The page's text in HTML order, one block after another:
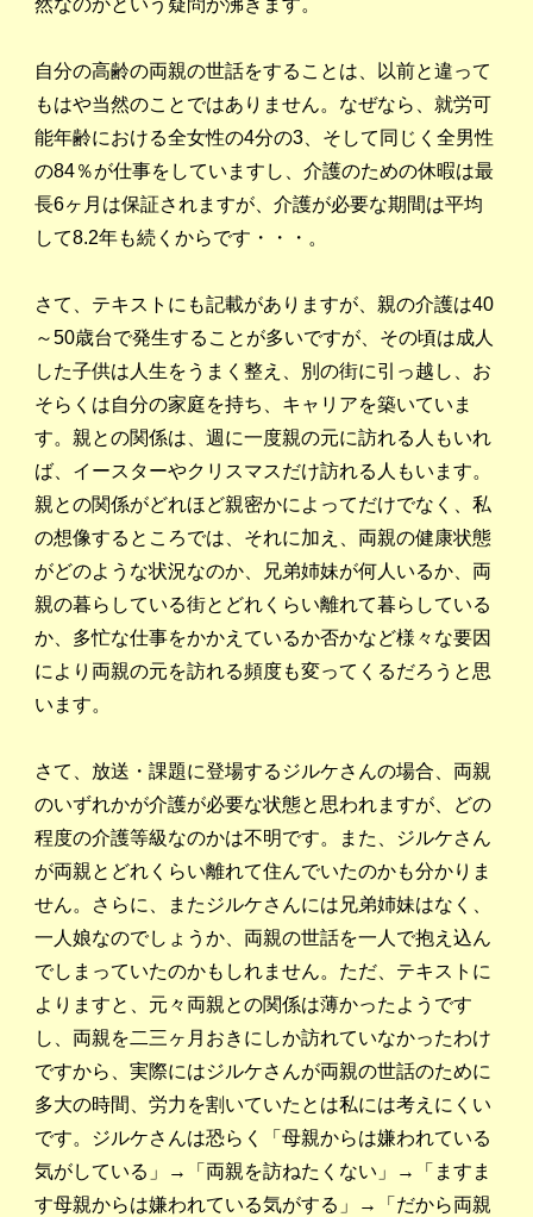
AUSGABEN VORWORT ERLÄUTERUNGEN
内容 INFORMATIONEN KOMMENTARE DEUTSCHLANDSEMINAR
然なのかという疑問が沸きます。
自分の高齢の両親の世話をすることは、以前と違って
もはや当然のことではありません。なぜなら、就労可
能年齢における全女性の4分の3、そして同じく全男性
の84％が仕事をしていますし、介護のための休暇は最
長6ヶ月は保証されますが、介護が必要な期間は平均
して8.2年も続くからです・・・。
さて、テキストにも記載がありますが、親の介護は40
～50歳台で発生することが多いですが、その頃は成人
した子供は人生をうまく整え、別の街に引っ越し、お
そらくは自分の家庭を持ち、キャリアを築いていま
す。親との関係は、週に一度親の元に訪れる人もいれ
ば、イースターやクリスマスだけ訪れる人もいます。
親との関係がどれほど親密かによってだけでなく、私
の想像するところでは、それに加え、両親の健康状態
がどのような状況なのか、兄弟姉妹が何人いるか、両
親の暮らしている街とどれくらい離れて暮らしている
か、多忙な仕事をかかえているか否かなど様々な要因
により両親の元を訪れる頻度も変ってくるだろうと思
います。
さて、放送・課題に登場するジルケさんの場合、両親
のいずれかが介護が必要な状態と思われますが、どの
程度の介護等級なのかは不明です。また、ジルケさん
が両親とどれくらい離れて住んでいたのかも分かりま
せん。さらに、またジルケさんには兄弟姉妹はなく、
一人娘なのでしょうか、両親の世話を一人で抱え込ん
でしまっていたのかもしれません。ただ、テキストに
よりますと、元々両親との関係は薄かったようです
し、両親を二三ヶ月おきにしか訪れていなかったわけ
ですから、実際にはジルケさんが両親の世話のために
多大の時間、労力を割いていたとは私には考えにくい
です。ジルケさんは恐らく「母親からは嫌われている
気がしている」→「両親を訪ねたくない」→「ますま
す母親からは嫌われている気がする」→「だから両親